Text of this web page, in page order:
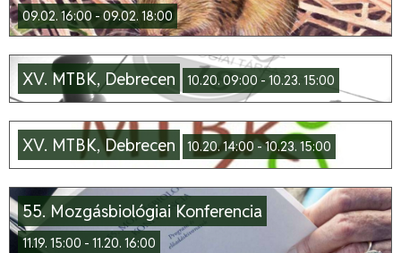
09.02. 16:00 - 09.02. 18:00
XV. MTBK, Debrecen 10.20. 09:00 - 10.23. 15:00
XV. MTBK, Debrecen 10.20. 14:00 - 10.23. 15:00
55. Mozgásbiológiai Konferencia
11.19. 15:00 - 11.20. 16:00